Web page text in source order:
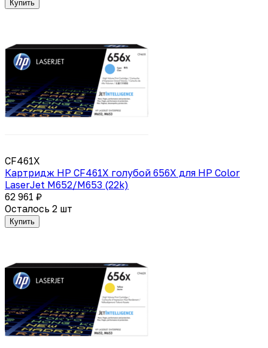
Купить
CF461X
Картридж HP CF461X голубой 656X для HP Color
LaserJet M652/M653 (22k)
62 961 ₽
Осталось 2 шт
Купить